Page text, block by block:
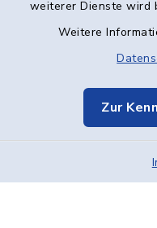
weiterer Dienste wird
Weitere
Zur